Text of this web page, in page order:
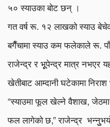
५० स्याउका बोट छन् ।
गत वर्ष रू. १२ लाखको स्याउ
बगैँचामा स्याउ कम फलेकाले रू.
राजेन्द्र र भूूपेन्द्र मात्र नभएर
खेतीबाट आम्दानी घटेकामा
“स्याउमा फूल खेल्ने वैशाख, जेठमा
फल लागेको छ,” राजेन्द्र